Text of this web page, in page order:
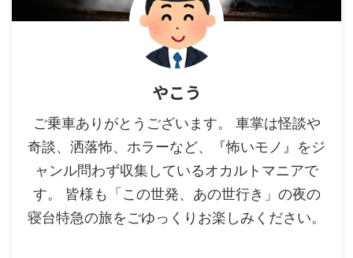
やこう
ご乗車ありがとうございます。 車掌は怪談や
奇談、洒落怖、ホラーなど、『怖いモノ』をジ
ャンル問わず収集しているオカルトマニアで
す。 皆様も「この世発、あの世行き」の夜の
寝台特急の旅をごゆっくりお楽しみください。